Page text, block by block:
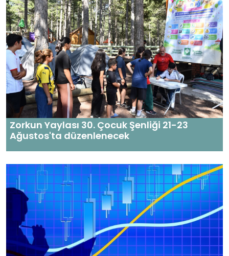
Zorkun Yaylası 30. Çocuk Şenliği 21-23
Ağustos'ta düzenlenecek